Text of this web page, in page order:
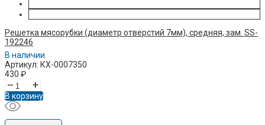
Решетка мясорубки (диаметр отверстий 7мм), средняя, зам. SS-
192246
В наличии
Артикул: КХ-0007350
430 ₽
– +
В корзину